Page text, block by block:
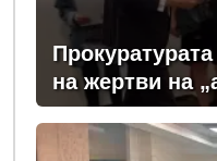
на жертви на